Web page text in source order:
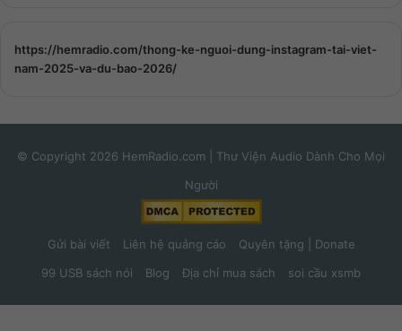
https://hemradio.com/thong-ke-nguoi-dung-instagram-tai-viet-
nam-2025-va-du-bao-2026/
© Copyright 2026 HemRadio.com | Thư Viện Audio Dành Cho Mọi
Người
Gửi bài viết Liên hệ quảng cáo
Quyên tặng | Donate
99 USB sách nói
Blog Địa chỉ mua sách soi cầu xsmb